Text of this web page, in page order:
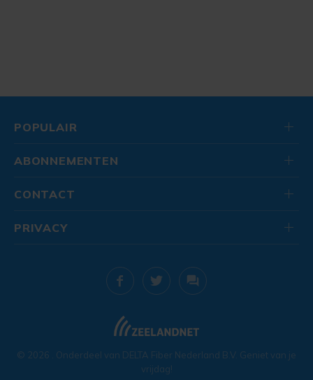
POPULAIR
ABONNEMENTEN
CONTACT
© 2026 . Onderdeel van DELTA Fiber Nederland B.V. Geniet van je
vrijdag!
PRIVACY